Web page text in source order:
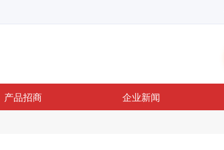
产品招商 企业新闻